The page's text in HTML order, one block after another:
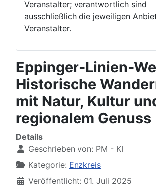
Veranstalter; verantwortlich sind
ausschließlich die jeweiligen
Veranstalter.
Eppinger-Linien-
Historische
mit Natur, Kultur
regionalem Genuss
Details
Geschrieben von: PM - KI
Kategorie: Enzkreis
Veröffentlicht: 01. Juli 2025